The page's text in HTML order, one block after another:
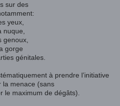
sur des
yeux,
nuque,
genoux,
gorge
génitales.
à prendre l’initiative
la menace (sans
le maximum de dégâts).